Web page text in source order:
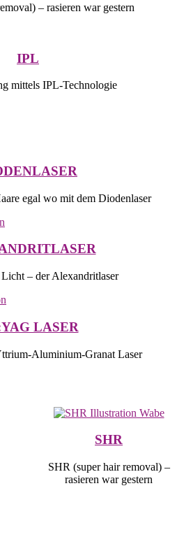
– rasieren war gestern
IPL
mittels IPL-Technologie
egal wo mit dem Diodenlaser
– der Alexandritlaser
LASER
Aluminium-Granat Laser
SHR
SHR (super hair removal) –
rasieren war gestern